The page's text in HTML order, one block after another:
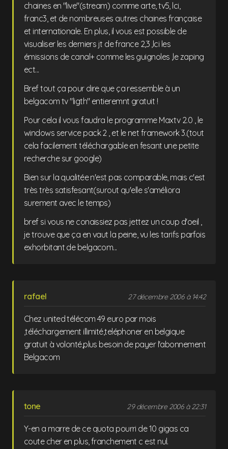
chaines en "live"(stream) comme arte, tv5, lci,
franc3, et de nombreuses autres chaines française
et internationale. En plus, il vous est possible de
visualiser les derniers jt de france 2,3 ,lci les
émissions de canal+ comme les guignoles ,le zaping
ect...
Bref tout ça pour dire que ça ressemble à un
belgacom tv "ligth" entieremnt gratuit !
Pour cela il vous faudra le programme Maxtv 2.0 , le
windows service pack 2 , et le net framework 3.(tout
cela facilement téléchargable en fesant une petite
recherche sur google)
Bien sur la qualitée n'est pas comparable, mais c'est
très très satisfesant(surout qu'elle s'améliora
surement avec le temps)
bref si vous ne conaissiez pas jettez un coup d'oeil ,
je trouve que ça en vaut la peine, vu les tarifs parfois
exhorbitant de belgacom...
rafael 27 décembre 2006 à 14:42
Chez united télécom 49 euro par mois
,téléchargement illimité,teléphoner en belgique
gratuit à volonté,plus besoin de payer l'abonnement
Belgacom
tone 29 décembre 2006 à 22:31
Y-en a marre de ce quota pourri de 10 gigas ca
coute cher en plus, franchement c est nul.